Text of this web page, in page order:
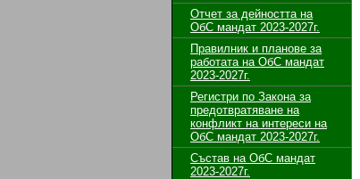
Отчет за дейността на
ОбС мандат 2023-2027г.
Правилник и планове за
работата на ОбС мандат
2023-2027г.
Регистри по Закона за
предотвратяване на
конфликт на интереси на
ОбС мандат 2023-2027г.
Състав на ОбС мандат
2023-2027г.